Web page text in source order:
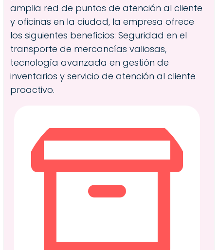
amplia red de puntos de atención al cliente
y oficinas en la ciudad, la empresa ofrece
los siguientes beneficios: Seguridad en el
transporte de mercancías valiosas,
tecnología avanzada en gestión de
inventarios y servicio de atención al cliente
proactivo.